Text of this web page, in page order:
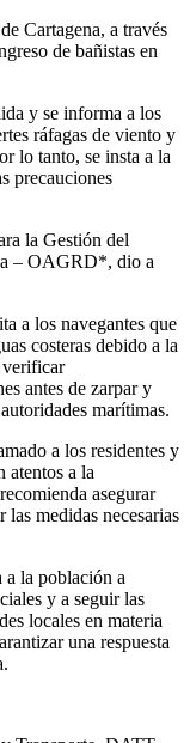
Cartagena, a través
de bañistas en
y se informa a los
ráfagas de viento y
lo tanto, se insta a la
precauciones
la Gestión del
– OAGRD*, dio a
a los navegantes que
costeras debido a la
verificar
antes de zarpar y
marítimas.
a los residentes y
atentos a la
asegurar
las medidas necesarias
a la población a
y a seguir las
locales en materia
una respuesta